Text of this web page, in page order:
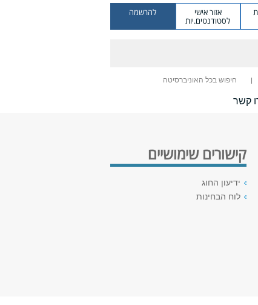
אזור אישי
לסטודנטים.יות
להרשמה
חיפוש בכל האוניברסיטה
קשר
קישורים שימושיים
ידיעון החוג
לוח הבחינות